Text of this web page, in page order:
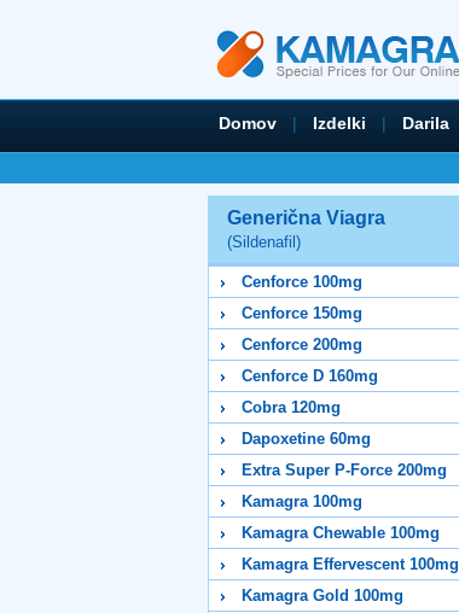
Domov | Izdelki | Darila
Generična Viagra
(Sildenafil)
Cenforce 100mg
Cenforce 150mg
Cenforce 200mg
Cenforce D 160mg
Cobra 120mg
Dapoxetine 60mg
Extra Super P-Force 200mg
Kamagra 100mg
Kamagra Chewable 100mg
Kamagra Effervescent 100mg
Kamagra Gold 100mg